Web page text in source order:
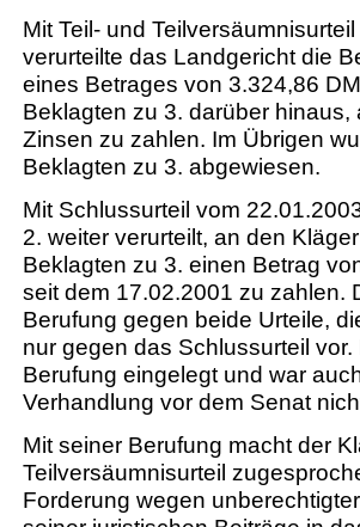
Mit Teil- und
verurteilte das Landgericht die
eines Betrages von 3.324,86
Beklagten zu 3. darüber
Zinsen zu zahlen. Im Übrigen
Beklagten zu 3. abgewiesen.
Mit Schlussurteil vom
2. weiter verurteilt, an den
Beklagten zu 3. einen Betrag
seit dem 17.02.2001 zu zahlen.
Berufung gegen beide Urteile,
nur gegen das Schlussurteil
Berufung eingelegt und war
Verhandlung vor dem Senat
Mit seiner Berufung macht der
Teilversäumnisurteil
Forderung wegen